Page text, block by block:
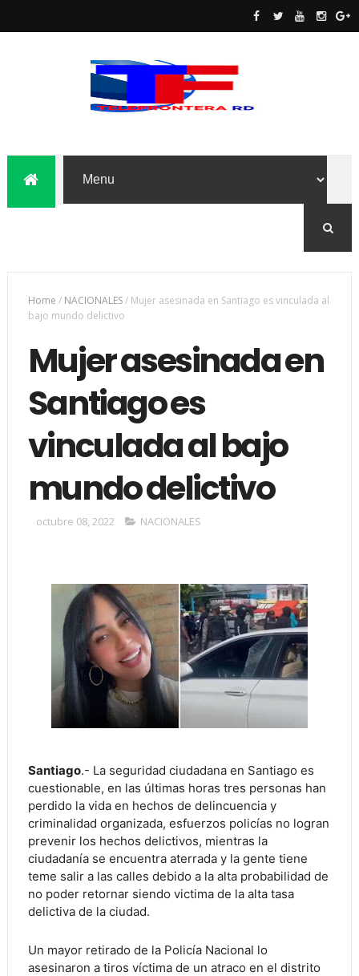
Home / NACIONALES/ Mujer asesinada en Santiago es vinculada al
bajo mundo delictivo
Mujer asesinada en
Santiago es
vinculada al bajo
mundo delictivo
octubre 08, 2022 NACIONALES
Santiago.- La seguridad ciudadana en Santiago es
cuestionable, en las últimas horas tres personas han
perdido la vida en hechos de delincuencia y
criminalidad organizada, esfuerzos policías no logran
prevenir los hechos delictivos, mientras la
ciudadanía se encuentra aterrada y la gente tiene
teme salir a las calles debido a la alta probabilidad de
no poder retornar siendo victima de la alta tasa
delictiva de la ciudad.
Un mayor retirado de la Policía Nacional lo
asesinaron a tiros víctima de un atraco en el distrito